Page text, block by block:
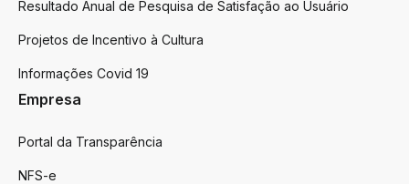
Resultado Anual de Pesquisa de Satisfação ao Usuário
Projetos de Incentivo à Cultura
Informações Covid 19
Empresa
Portal da Transparência
NFS-e